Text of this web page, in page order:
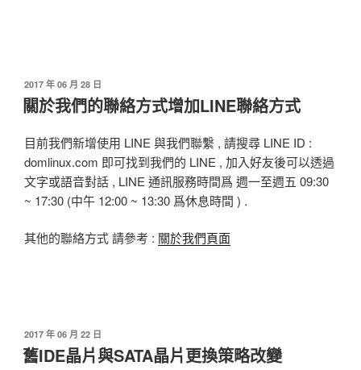
發
佈
於
2017 年 06 月 28 日
關於我們的聯絡方式增加LINE聯絡方式
目前我們新增使用 LINE 與我們聯繫 , 請搜尋 LINE ID :
domlinux.com 即可找到我們的 LINE , 加入好友後可以透過
文字或語音對話 , LINE 通訊服務時間爲 週一至週五 09:30
~ 17:30 (中午 12:00 ~ 13:30 爲休息時間 ) .
其他的聯絡方式 請參考 : 關於我們頁面
發
佈
於
2017 年 06 月 22 日
舊IDE晶片與SATA晶片更換策略改變